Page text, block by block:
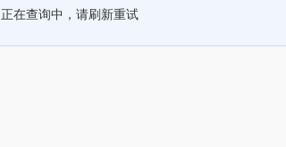
正在查询中，请刷新重试